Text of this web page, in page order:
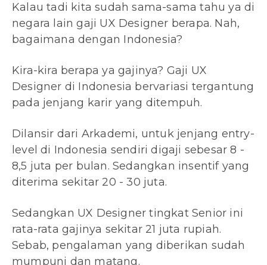
Kalau tadi kita sudah sama-sama tahu ya di
negara lain gaji UX Designer berapa. Nah,
bagaimana dengan Indonesia?
Kira-kira berapa ya gajinya? Gaji UX
Designer di Indonesia bervariasi tergantung
pada jenjang karir yang ditempuh.
Dilansir dari Arkademi, untuk jenjang entry-
level di Indonesia sendiri digaji sebesar 8 -
8,5 juta per bulan. Sedangkan insentif yang
diterima sekitar 20 - 30 juta.
Sedangkan UX Designer tingkat Senior ini
rata-rata gajinya sekitar 21 juta rupiah.
Sebab, pengalaman yang diberikan sudah
mumpuni dan matang.